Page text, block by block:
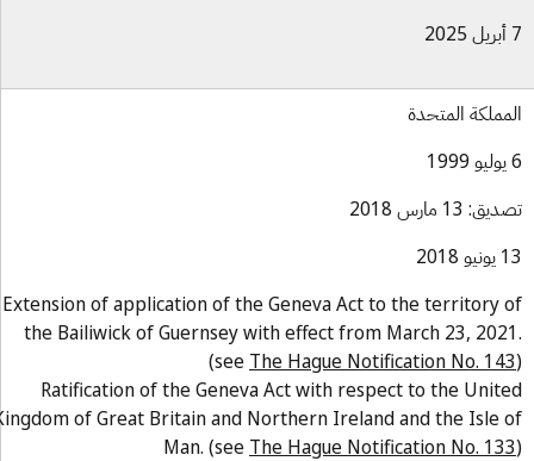
المتحدة
13 مارس 2018
Extension of application of the Geneva Act to the territory
the Bailiwick of Guernsey with effect from March 23,
(seeThe Hague Notification No.
Ratification of the Geneva Act with respect to the
Kingdom of Great Britain and Northern Ireland and the Isle
Man. (seeThe Hague Notification No.